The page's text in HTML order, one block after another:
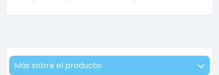
Más sobre el producto